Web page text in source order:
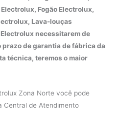
Fogão Electrolux,
Lava-louças
necessitarem de
de garantia de fábrica da
técnica, teremos o maior
Zona Norte você pode
Central de Atendimento